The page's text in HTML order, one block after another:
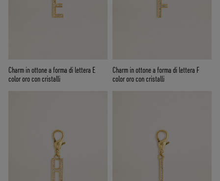
Charm in ottone a forma di lettera E
color oro con cristalli
Charm in ottone a forma di lettera F
color oro con cristalli